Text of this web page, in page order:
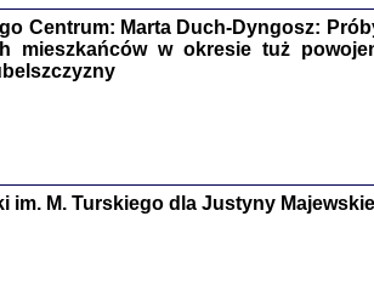
red. i wstęp Barbara
Centrum: Marta Duch-Dyngosz:
mieszkańców w okresie tuż
im. M. Turskiego dla Justyny